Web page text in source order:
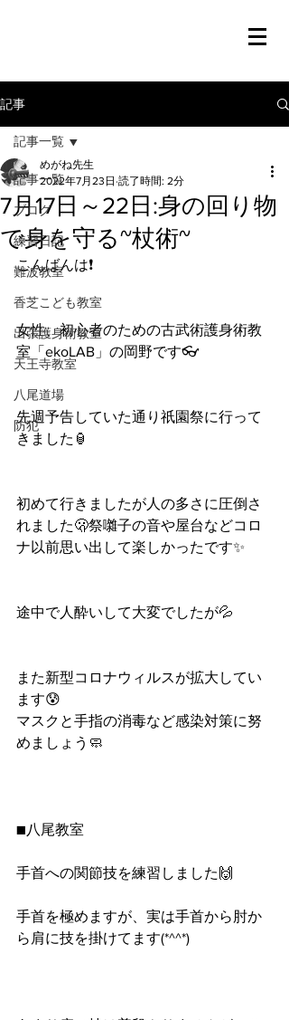
記事
記事一覧
ブログ
練習日記
難波教室
香芝こども教室
出張護身術教室
天王寺教室
八尾道場
防犯
記事一覧
7月17日～22日:身の回り物
で身を守る~杖術~
めがね先生
2022年7月23日 読了時間: 2分
こんばんは❗️
女性、初心者のための古武術護身術教
室「ekoLAB」の岡野です👓
先週予告していた通り祇園祭に行って
きました🏮
初めて行きましたが人の多さに圧倒さ
れました🫢祭囃子の音や屋台などコロ
ナ以前思い出して楽しかったです✨
途中で人酔いして大変でしたが💦
また新型コロナウィルスが拡大してい
ます😰
マスクと手指の消毒など感染対策に努
めましょう🧼
■八尾教室
手首への関節技を練習しました🙌
手首を極めますが、実は手首から肘か
ら肩に技を掛けてます(*^^*)